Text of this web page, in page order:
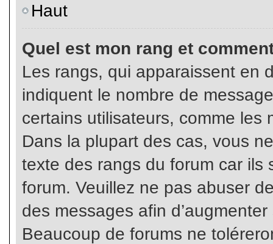
Haut
Quel est mon rang et
Les rangs, qui apparaissent en
indiquent le nombre de
certains utilisateurs, comme les
Dans la plupart des cas, vous
texte des rangs du forum car ils
forum. Veuillez ne pas abuser
des messages afin
Beaucoup de forums ne